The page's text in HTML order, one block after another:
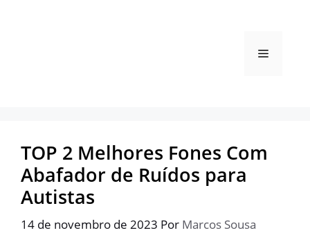
Menu
TOP 2 Melhores Fones Com
Abafador de Ruídos para
Autistas
14 de novembro de 2023 Por Marcos Sousa